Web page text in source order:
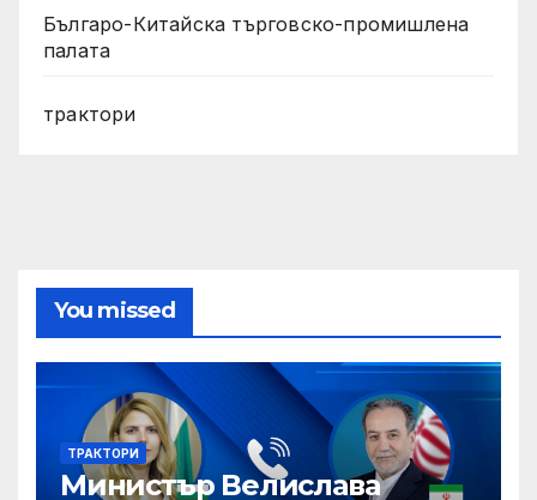
Българо-Китайска търговско-промишлена
палата
трактори
You missed
ТРАКТОРИ
Министър Велислава